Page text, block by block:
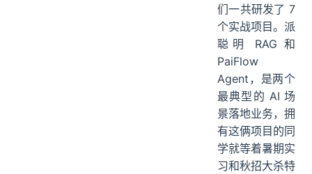
们一共研发了 7
个实战项目。派
聪明 RAG 和
PaiFlow
Agent，是两个
最典型的 AI 场
景落地业务，拥
有这俩项目的同
学就等着暑期实
习和秋招大杀特